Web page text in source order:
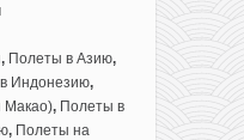
, Полеты в Азию,
Индонезию,
Макао), Полеты в
, Полеты на